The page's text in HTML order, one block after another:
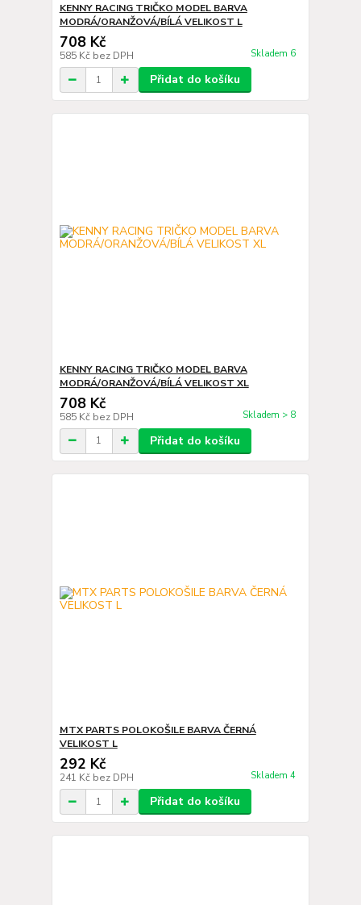
KENNY RACING TRIČKO MODEL BARVA
MODRÁ/ORANŽOVÁ/BÍLÁ VELIKOST L
708 Kč
585 Kč bez DPH Skladem 6
Přidat do košíku
KENNY RACING TRIČKO MODEL BARVA
MODRÁ/ORANŽOVÁ/BÍLÁ VELIKOST XL
708 Kč
585 Kč bez DPH Skladem > 8
Přidat do košíku
MTX PARTS POLOKOŠILE BARVA ČERNÁ
VELIKOST L
292 Kč
241 Kč bez DPH Skladem 4
Přidat do košíku